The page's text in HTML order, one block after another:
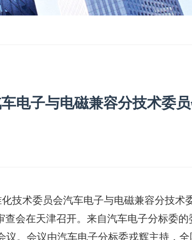
电子与电磁兼容分技术委
技术委员会汽车电子与电磁兼容分技术
查会在天津召开。来自汽车电子分标委的
。 会议由汽车电子分标委戎辉主持，